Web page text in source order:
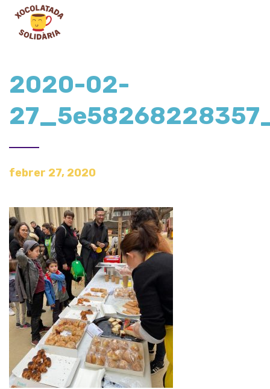
2020-02-
febrer 27, 2020